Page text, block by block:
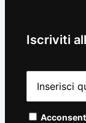
Iscriviti